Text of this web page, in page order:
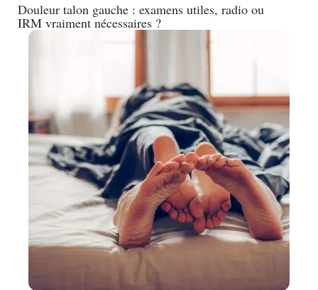
Douleur talon gauche : examens utiles, radio ou
IRM vraiment nécessaires ?